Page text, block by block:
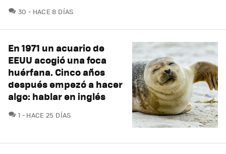
30 COMENTARIOS
HACE 8 DÍAS
En 1971 un acuario de
EEUU acogió una foca
huérfana. Cinco años
después empezó a hacer
algo: hablar en inglés
1 COMENTARIOS
HACE 25 DÍAS